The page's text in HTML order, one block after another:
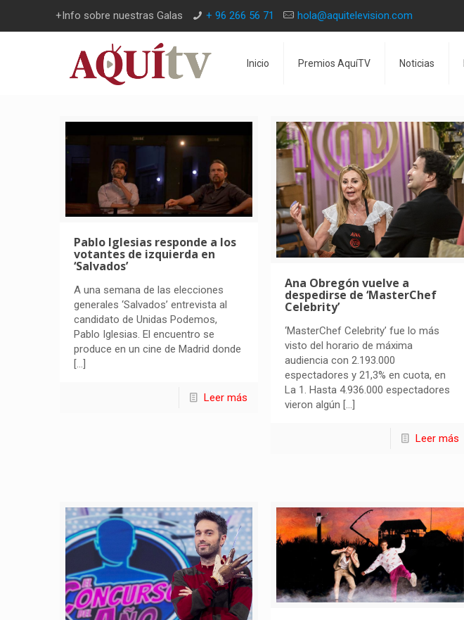
+Info sobre nuestras Galas + 96 266 56 71 hola@aquitelevision.com
Inicio Premios AquíTV Noticias
Pablo Iglesias responde a los
votantes de izquierda en
‘Salvados’
A una semana de las elecciones
generales ‘Salvados’ entrevista al
candidato de Unidas Podemos,
Pablo Iglesias. El encuentro se
produce en un cine de Madrid donde
[…]
Leer más
Ana Obregón vuelve a
despedirse de ‘MasterChef
Celebrity’
‘MasterChef Celebrity’ fue lo más
visto del horario de máxima
audiencia con 2.193.000
espectadores y 21,3% en cuota, en
La 1. Hasta 4.936.000 espectadores
vieron algún […]
Leer más